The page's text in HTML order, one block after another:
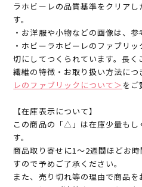
ラホビーレの品質基準をクリア
す。
・お洋服や小物などの画像は、参
・ホビーラホビーレのファブリ
切にしてつくられています。長
繊維の特徴・お取り扱い方法につ
レのファブリックについて＞ をご
【在庫表示について】
この商品の「△」は在庫少量もし
す。
商品取り寄せに1～2週間ほどお
すので予めご了承ください。
また、売り切れ等の理由で商品